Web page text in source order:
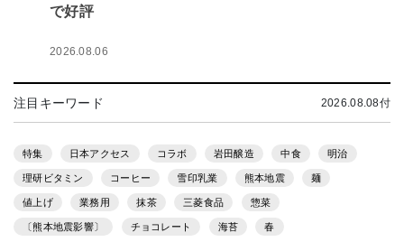
で好評
2026.08.06
注目キーワード 2026.08.08付
特集 日本アクセス コラボ 岩田醸造 中食 明治
理研ビタミン コーヒー 雪印乳業 熊本地震 麺
値上げ 業務用 抹茶 三菱食品 惣菜
〔熊本地震影響〕 チョコレート 海苔 春